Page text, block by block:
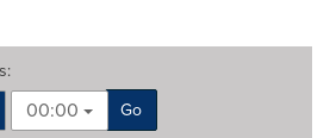
:
00:00
Go